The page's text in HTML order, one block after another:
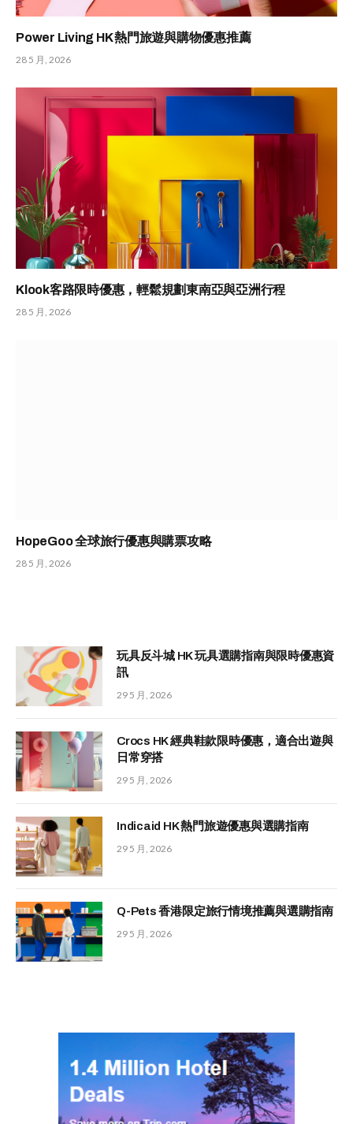
Power Living HK 熱門旅遊與購物優惠推薦
28 5 月, 2026
Klook客路限時優惠，輕鬆規劃東南亞與亞洲行程
28 5 月, 2026
HopeGoo 全球旅行優惠與購票攻略
28 5 月, 2026
玩具反斗城 HK 玩具選購指南與限時優惠資
訊
29 5 月, 2026
Crocs HK 經典鞋款限時優惠，適合出遊與
日常穿搭
29 5 月, 2026
Indicaid HK 熱門旅遊優惠與選購指南
29 5 月, 2026
Q-Pets 香港限定旅行情境推薦與選購指南
29 5 月, 2026